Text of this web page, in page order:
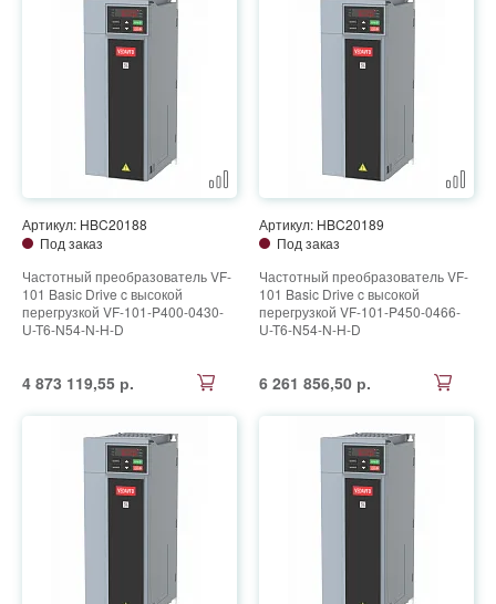
Артикул: HBC20188
Под заказ
Частотный преобразователь VF-
101 Basic Drive c высокой
перегрузкой VF-101-P400-0430-
U-T6-N54-N-H-D
4 873 119,55 р.
Артикул: HBC20189
Под заказ
Частотный преобразователь VF-
101 Basic Drive c высокой
перегрузкой VF-101-P450-0466-
U-T6-N54-N-H-D
6 261 856,50 р.